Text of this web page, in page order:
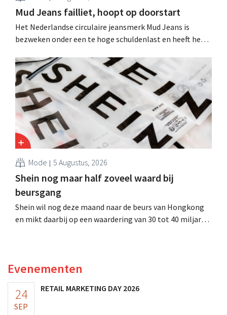
Mud Jeans failliet, hoopt op doorstart
Het Nederlandse circulaire jeansmerk Mud Jeans is
bezweken onder een te hoge schuldenlast en heeft het
evenwel dat het verhaal hiermee niet eindigt.
Mode 5 Augustus, 2026
Shein nog maar half zoveel waard bij
beursgang
Shein wil nog deze maand naar de beurs van Hongkong
en mikt daarbij op een waardering van 30 tot 40 miljard
Evenementen
24
SEP
RETAIL MARKETING DAY 2026